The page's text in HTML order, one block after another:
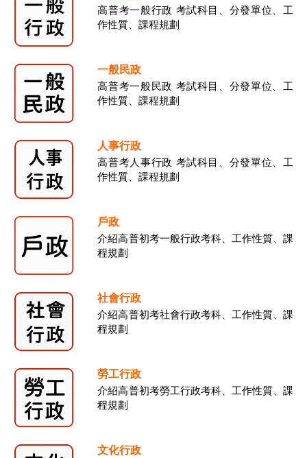
高普考一般行政 考試科目、分發單位、工
作性質、課程規劃
一般民政
高普考一般民政 考試科目、分發單位、工
作性質、課程規劃
人事行政
高普考人事行政 考試科目、分發單位、工
作性質、課程規劃
戶政
介紹高普初考一般行政考科、工作性質、課
程規劃
社會行政
介紹高普初考社會行政考科、工作性質、課
程規劃
勞工行政
介紹高普初考勞工行政考科、工作性質、課
程規劃
文化行政